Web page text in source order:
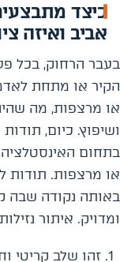
כיצד
אביב ואיזה
בעבר הרחוק, בכל
הקיר או מתחת
או מרצפות, מה שהיה
ושיפוץ. כיום,
בתחום האינסטלציה,
או מרצפות.
באותה נקודה שבה
ומדויק. איתור
זהו שלב קריטי